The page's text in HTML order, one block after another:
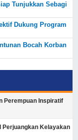
Tunjukkan Sebagi
Dukung Program
Bocah Korban
Perempuan Inspiratif
Perjuangkan Kelayakan